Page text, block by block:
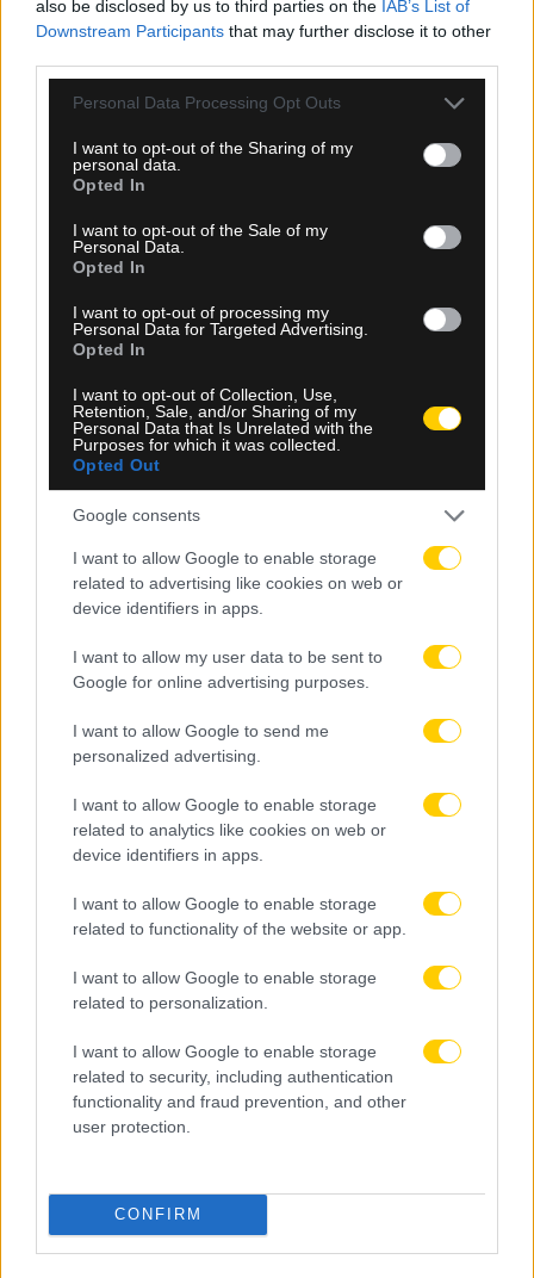
also be disclosed by us to third parties on the IAB’s List of
Downstream Participants that may further disclose it to other
Please note that this website/app uses one or more Google
not limited to your visit or usage behaviour. You may click to
grant or deny consent to Google and its third-party tags to
use your data for below specified purposes in below Google
consent section.
Personal Data Processing Opt Outs
I want to opt-out of the Sharing of my
personal data.
Opted In
I want to opt-out of the Sale of my
Personal Data.
Opted In
I want to opt-out of processing my
Personal Data for Targeted Advertising.
Opted In
I want to opt-out of Collection, Use,
Retention, Sale, and/or Sharing of my
Personal Data that Is Unrelated with the
Purposes for which it was collected.
Opted Out
Google consents
I want to allow Google to enable storage
related to advertising like cookies on web or
device identifiers in apps.
I want to allow my user data to be sent to
Google for online advertising purposes.
I want to allow Google to send me
personalized advertising.
I want to allow Google to enable storage
related to analytics like cookies on web or
device identifiers in apps.
I want to allow Google to enable storage
related to functionality of the website or app.
I want to allow Google to enable storage
related to personalization.
I want to allow Google to enable storage
related to security, including authentication
functionality and fraud prevention, and other
user protection.
CONFIRM
μια ολοκαίνουργια ομάδα από την αρχή»
08.08.2026, 22:29
Νίκολιτς: «Τώρα ξεκινά η δράση – Με αυτή την
League»